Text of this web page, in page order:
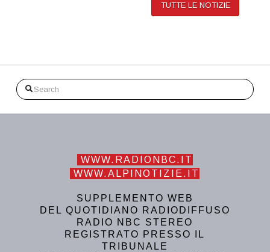
TUTTE LE NOTIZIE
Search
WWW.RADIONBC.IT
WWW.ALPINOTIZIE.IT
SUPPLEMENTO WEB
DEL QUOTIDIANO RADIODIFFUSO
RADIO NBC STEREO
REGISTRATO PRESSO IL
TRIBUNALE